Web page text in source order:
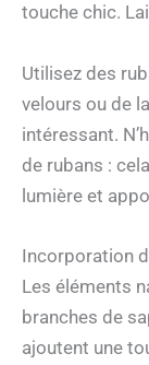
touche chic.
Utilisez des
velours ou de
intéressant.
de rubans :
lumière et
Incorporation
Les éléments
branches de
ajoutent une